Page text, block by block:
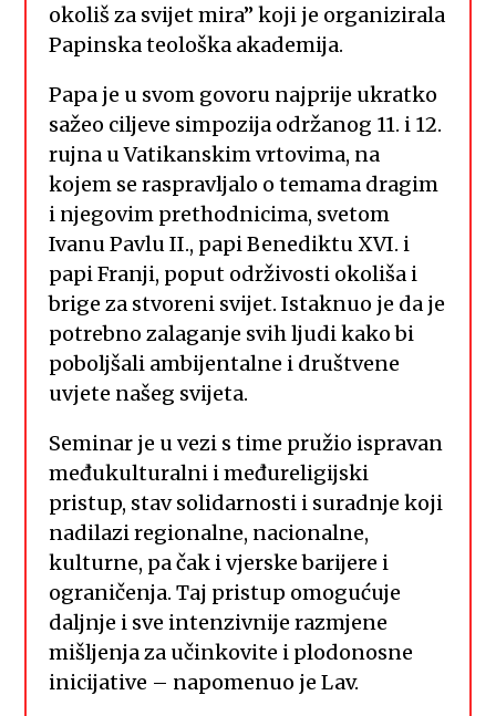
okoliš za svijet mira” koji je organizirala
Papinska teološka akademija.
Papa je u svom govoru najprije ukratko
sažeo ciljeve simpozija održanog 11. i 12.
rujna u Vatikanskim vrtovima, na
kojem se raspravljalo o temama dragim
i njegovim prethodnicima, svetom
Ivanu Pavlu II., papi Benediktu XVI. i
papi Franji, poput održivosti okoliša i
brige za stvoreni svijet. Istaknuo je da je
potrebno zalaganje svih ljudi kako bi
poboljšali ambijentalne i društvene
uvjete našeg svijeta.
Seminar je u vezi s time pružio ispravan
međukulturalni i međureligijski
pristup, stav solidarnosti i suradnje koji
nadilazi regionalne, nacionalne,
kulturne, pa čak i vjerske barijere i
ograničenja. Taj pristup omogućuje
daljnje i sve intenzivnije razmjene
mišljenja za učinkovite i plodonosne
inicijative – napomenuo je Lav.